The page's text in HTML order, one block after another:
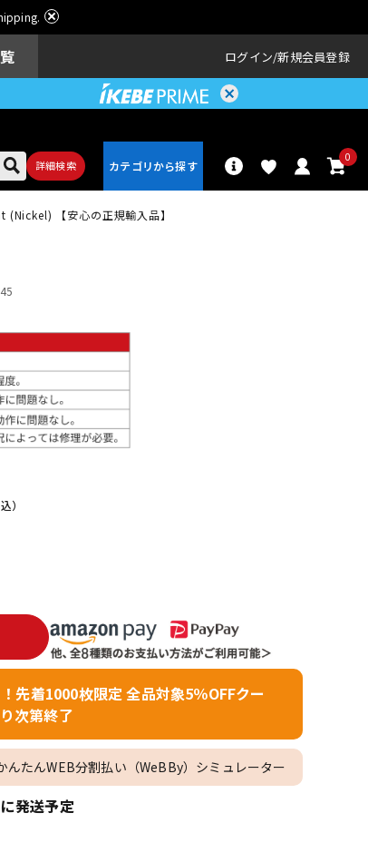
ログイン 新規会員登録
詳細検索
0
配信/ライブ
機器
【安心の正規輸入品】
）
先着1000枚限定 全品対象5％OFFクー
次第終了
んたんWEB分割払い（WeBBy）シミュレーター
発送予定